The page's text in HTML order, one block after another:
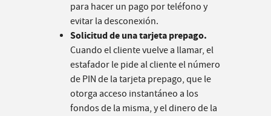
para hacer un pago por teléfono y
evitar la desconexión.
Solicitud de una tarjeta prepago.
Cuando el cliente vuelve a llamar, el
estafador le pide al cliente el número
de PIN de la tarjeta prepago, que le
otorga acceso instantáneo a los
fondos de la misma, y el dinero de la